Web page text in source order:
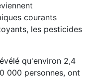
courants
les pesticides
qu'environ 2,4
000 personnes, ont